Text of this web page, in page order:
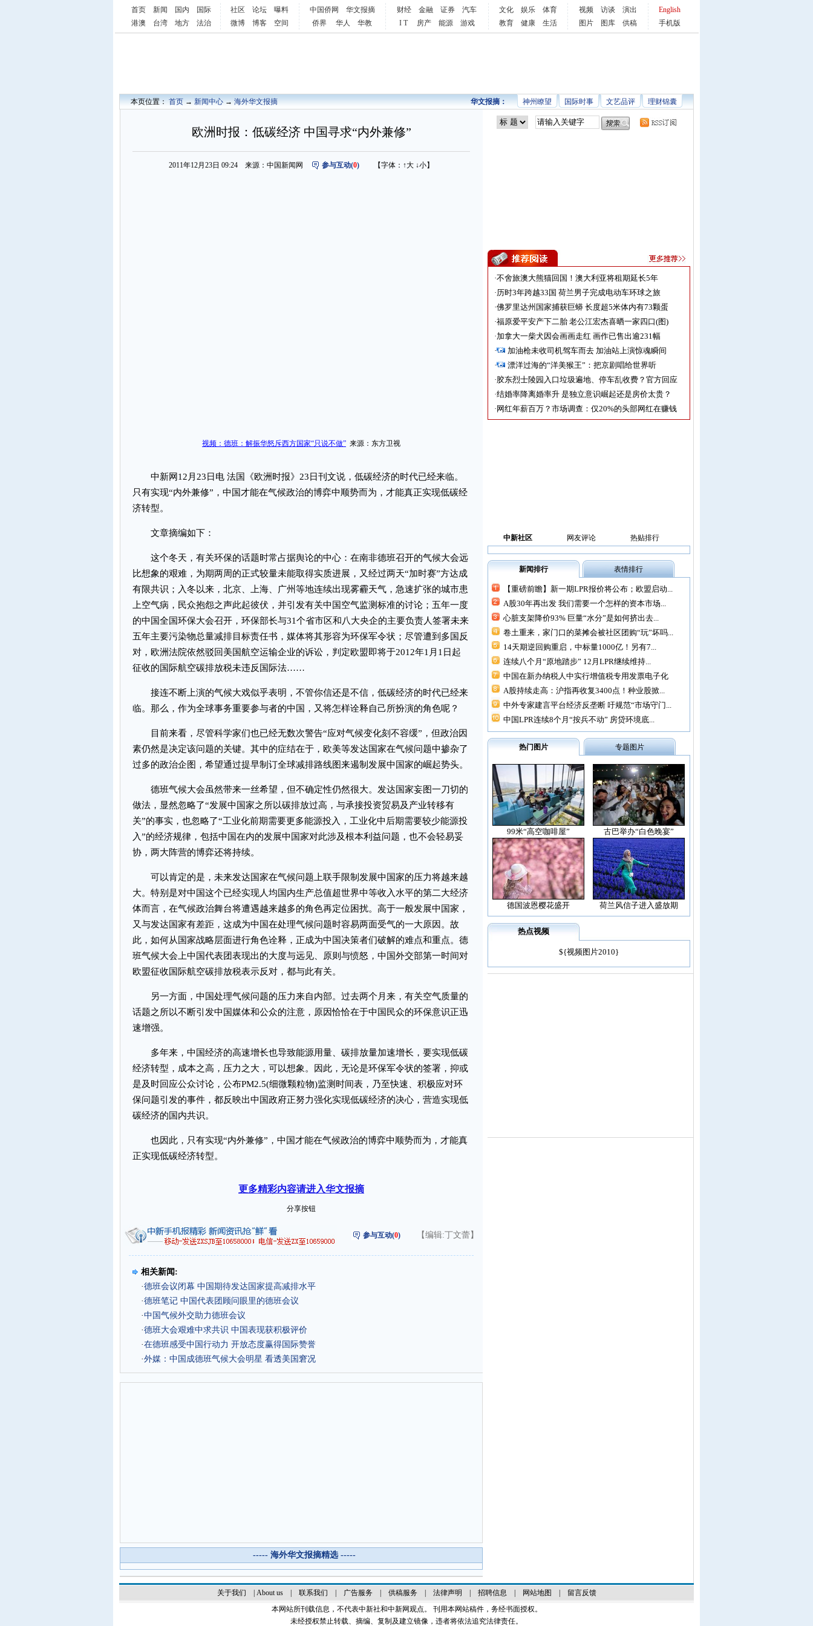
首页 新闻 国内
国际
港澳
台湾 地方 法治
社区 论坛
曝料
微博
博客 空间
中国侨网
华文报摘
侨界
华人 华教
财经 金融 证券
汽车
I T
房产 能源 游戏
文化 娱乐
体育
教育
健康 生活
视频 访谈
演出
图片
图库 供稿
English
手机版
本页位置：首页→新闻中心→海外华文报摘 理财锦囊
文艺品评
国际时事
神州瞭望
华文报摘：
欧洲时报：低碳经济 中国寻求“内外兼修”
2011年12月23日 09:24 来源：中国新闻网 参与互动(0) 【字体： ↑大 ↓小】
视频：德班：解振华怒斥西方国家“只说不做”来源：东方卫视
中新网12月23日电 法国《欧洲时报》23日刊文说，低碳经济的时代已经来临。
只有实现“内外兼修”，中国才能在气候政治的博弈中顺势而为，才能真正实现低碳经
济转型。
文章摘编如下：
这个冬天，有关环保的话题时常占据舆论的中心：在南非德班召开的气候大会远
比想象的艰难，为期两周的正式较量未能取得实质进展，又经过两天“加时赛”方达成
有限共识；入冬以来，北京、上海、广州等地连续出现雾霾天气，急速扩张的城市患
上空气病，民众抱怨之声此起彼伏，并引发有关中国空气监测标准的讨论；五年一度
的中国全国环保大会召开，环保部长与31个省市区和八大央企的主要负责人签署未来
五年主要污染物总量减排目标责任书，媒体将其形容为环保军令状；尽管遭到多国反
对，欧洲法院依然驳回美国航空运输企业的诉讼，判定欧盟即将于2012年1月1日起
征收的国际航空碳排放税未违反国际法……
接连不断上演的气候大戏似乎表明，不管你信还是不信，低碳经济的时代已经来
临。那么，作为全球事务重要参与者的中国，又将怎样诠释自己所扮演的角色呢？
目前来看，尽管科学家们也已经无数次警告“应对气候变化刻不容缓”，但政治因
素仍然是决定该问题的关键。其中的症结在于，欧美等发达国家在气候问题中掺杂了
过多的政治企图，希望通过提早制订全球减排路线图来遏制发展中国家的崛起势头。
德班气候大会虽然带来一丝希望，但不确定性仍然很大。发达国家妄图一刀切的
做法，显然忽略了“发展中国家之所以碳排放过高，与承接投资贸易及产业转移有
关”的事实，也忽略了“工业化前期需要更多能源投入，工业化中后期需要较少能源投
入”的经济规律，包括中国在内的发展中国家对此涉及根本利益问题，也不会轻易妥
协，两大阵营的博弈还将持续。
可以肯定的是，未来发达国家在气候问题上联手限制发展中国家的压力将越来越
大。特别是对中国这个已经实现人均国内生产总值超世界中等收入水平的第二大经济
体而言，在气候政治舞台将遭遇越来越多的角色再定位困扰。高于一般发展中国家，
又与发达国家有差距，这成为中国在处理气候问题时容易两面受气的一大原因。故
此，如何从国家战略层面进行角色诠释，正成为中国决策者们破解的难点和重点。德
班气候大会上中国代表团表现出的大度与远见、原则与愤怒，中国外交部第一时间对
欧盟征收国际航空碳排放税表示反对，都与此有关。
另一方面，中国处理气候问题的压力来自内部。过去两个月来，有关空气质量的
话题之所以不断引发中国媒体和公众的注意，原因恰恰在于中国民众的环保意识正迅
速增强。
多年来，中国经济的高速增长也导致能源用量、碳排放量加速增长，要实现低碳
经济转型，成本之高，压力之大，可以想象。因此，无论是环保军令状的签署，抑或
是及时回应公众讨论，公布PM2.5(细微颗粒物)监测时间表，乃至快速、积极应对环
保问题引发的事件，都反映出中国政府正努力强化实现低碳经济的决心，营造实现低
碳经济的国内共识。
也因此，只有实现“内外兼修”，中国才能在气候政治的博弈中顺势而为，才能真
正实现低碳经济转型。
更多精彩内容请进入华文报摘
分享按钮
参与互动(0) 【编辑:丁文蕾】
相关新闻:
·德班会议闭幕 中国期待发达国家提高减排水平
·德班笔记 中国代表团顾问眼里的德班会议
·中国气候外交助力德班会议
·德班大会艰难中求共识 中国表现获积极评价
·在德班感受中国行动力 开放态度赢得国际赞誉
·外媒：中国成德班气候大会明星 看透美国窘况
----- 海外华文报摘精选 -----
·不舍旅澳大熊猫回国！澳大利亚将租期延长5年
·历时3年跨越33国 荷兰男子完成电动车环球之旅
·佛罗里达州国家捕获巨蟒 长度超5米体内有73颗蛋
·福原爱平安产下二胎 老公江宏杰喜晒一家四口(图)
·加拿大一柴犬因会画画走红 画作已售出逾231幅
·
加油枪未收司机驾车而去 加油站上演惊魂瞬间
·
漂洋过海的“洋美猴王”：把京剧唱给世界听
·胶东烈士陵园入口垃圾遍地、停车乱收费？官方回应
·结婚率降离婚率升 是独立意识崛起还是房价太贵？
· 网红年薪百万？市场调查：仅20%的头部网红在赚钱
中新社区 网友评论 热贴排行
新闻排行 表情排行
【重磅前瞻】新一期LPR报价将公布；欧盟启动...
A股30年再出发 我们需要一个怎样的资本市场...
心脏支架降价93% 巨量“水分”是如何挤出去...
卷土重来，家门口的菜摊会被社区团购“玩”坏吗...
14天期逆回购重启，中标量1000亿！另有7...
连续八个月“原地踏步” 12月LPR继续维持...
中国在新办纳税人中实行增值税专用发票电子化
A股持续走高：沪指再收复3400点！种业股掀...
中外专家建言平台经济反垄断 吁规范“市场守门...
中国LPR连续8个月“按兵不动” 房贷环境底...
热门图片 专题图片
99米“高空咖啡屋” 古巴举办“白色晚宴”
德国波恩樱花盛开 荷兰风信子进入盛放期
热点视频
${视频图片2010}
关于我们 About us| 联系我们 广告服务| 供稿服务| 法律声明 招聘信息 网站地图
留言反馈
本网站所刊载信息，不代表中新社和中新网观点。 刊用本网站稿件，务经书面授权。
未经授权禁止转载、摘编、复制及建立镜像，违者将依法追究法律责任。